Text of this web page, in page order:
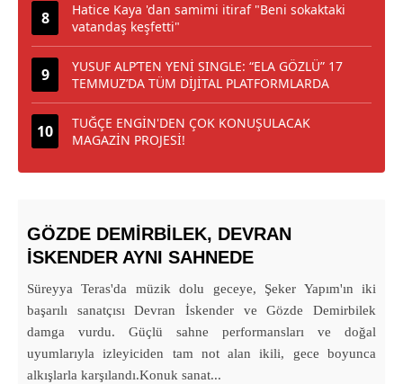
Hatice Kaya 'dan samimi itiraf "Beni sokaktaki
vatandaş keşfetti"
YUSUF ALP’TEN YENİ SINGLE: “ELA GÖZLÜ” 17
TEMMUZ’DA TÜM DİJİTAL PLATFORMLARDA
TUĞÇE ENGİN'DEN ÇOK KONUŞULACAK
MAGAZİN PROJESİ!
GÖZDE DEMİRBİLEK, DEVRAN
İSKENDER AYNI SAHNEDE
Süreyya Teras'da müzik dolu geceye, Şeker Yapım'ın iki
başarılı sanatçısı Devran İskender ve Gözde Demirbilek
damga vurdu. Güçlü sahne performansları ve doğal
uyumlarıyla izleyiciden tam not alan ikili, gece boyunca
alkışlarla karşılandı.Konuk sanat...